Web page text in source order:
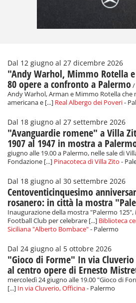
Dal 12 giugno al 27 dicembre 2026
"Andy Warhol, Mimmo Rotella
80 opere a confronto a Palermo/
Andy Warhol, Arman e Mimmo Rotella
americana e [...] Real Albergo dei Poveri-
Dal 18 giugno al 27 settembre 2026
"Avanguardie romene" a Villa
1907 al 1947 in mostra a
giugno alle 19.00 a Palermo, nelle sale di
Fondazione [...] Pinacoteca di Villa Zito -
Dal 18 giugno al 30 settembre 2026
Centoventicinquesimo
rosanero: in città la mostra
Inaugurazione della mostra "Palermo 125",
Football Club per celebrare [...] Biblioteca
Siciliana "Alberto Bombace"- Palermo
Dal 24 giugno al 5 ottobre 2026
"Gioco di Forme" In via
al centro opere di Ernesto
mercoledì 24 giugno alle 19.00 "Gioco di
[...] In via Cluverio, Officina- Palermo